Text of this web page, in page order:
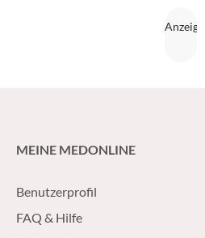
MEINE MEDONLINE
Benutzerprofil
FAQ & Hilfe